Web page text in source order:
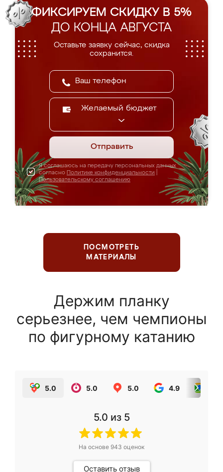
ФИКСИРУЕМ СКИДКУ В 5%
ДО КОНЦА АВГУСТА
Оставьте заявку сейчас, скидка
сохранится.
Желаемый бюджет
Отправить
Я соглашаюсь на передачу персональных данных
согласно Политике конфиденциальности
Пользовательскому соглашению
ПОСМОТРЕТЬ
МАТЕРИАЛЫ
Держим планку
серьезнее, чем чемпионы
по фигурному катанию
5.0 5.0 5.0 4.9
5.0 из 5
На основе 943 оценок
Оставить отзыв